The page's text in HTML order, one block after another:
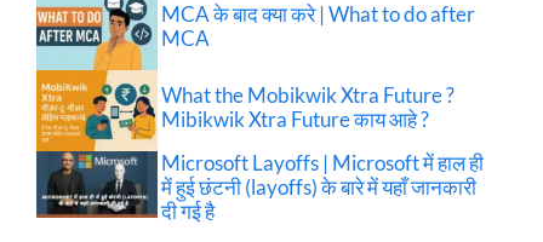
MCA के बाद क्या करे | What to do after
MCA
What the Mobikwik Xtra Future ?
Mibikwik Xtra Future काय आहे ?
Microsoft Layoffs | Microsoft में हाल ही
में हुई छंटनी (layoffs) के बारे में यहाँ जानकारी
दी गई है